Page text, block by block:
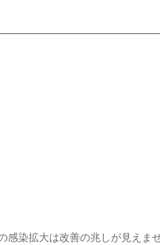
染拡大は改善の兆しが見えませ